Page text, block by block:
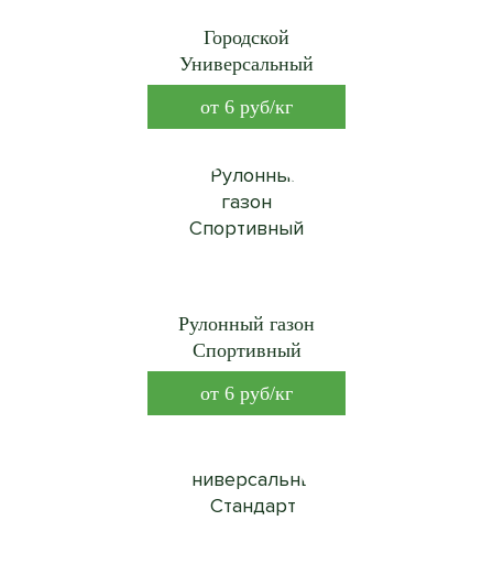
Городской
Универсальный
от 6 руб/кг
Рулонный газон
Спортивный
от 6 руб/кг